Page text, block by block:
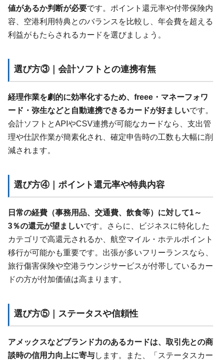
値があるか判断が必要です。ポイント還元率や付帯保険内
容、空港利用特典とのバランスを比較し、年会費を超える
利益がもたらされるカードを選びましょう。
選び方③｜会計ソフトとの連携有無
経理作業を劇的に効率化するため、freee・マネーフォワ
ード・弥生などと自動連携できるカードが好ましいです。
会計ソフトとAPIやCSV連携が可能なカードなら、支出管
理や仕訳作業が簡素化され、確定申告時の工数も大幅に削
減されます。
選び方④｜ポイント還元率や特典内容
日常の経費（事務用品、交通費、飲食等）に対して1～
3％の還元が望ましいです。さらに、ビジネスに特化した
カテゴリで高還元されるか、航空マイル・ホテルポイント
移行が可能かも重要です。出張が多いフリーランスなら、
旅行傷害保険や空港ラウンジサービスが付帯しているカー
ドの方が付加価値は高まります。
選び方⑤｜ステータスや信頼性
アメックスなどブランド力のあるカードは、取引先との商
談時の信用力向上に寄与します。また、「ステータスカー